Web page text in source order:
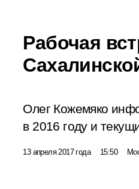
Рабочая
Олег Кожемяко
в 2016 году и
13 апреля 2017 года 15:50